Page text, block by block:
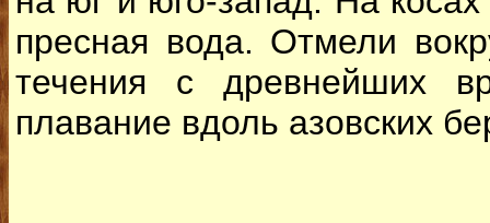
пресная вода. Отмели
течения с древнейших
плавание вдоль азовских